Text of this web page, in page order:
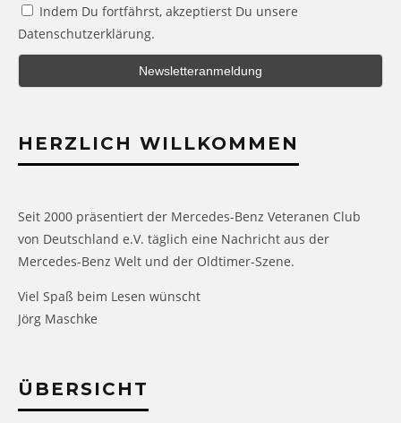
Indem Du fortfährst, akzeptierst Du unsere
Datenschutzerklärung.
HERZLICH WILLKOMMEN
Seit 2000 präsentiert der Mercedes-Benz Veteranen Club
von Deutschland e.V. täglich eine Nachricht aus der
Mercedes-Benz Welt und der Oldtimer-Szene.
Viel Spaß beim Lesen wünscht
Jörg Maschke
ÜBERSICHT